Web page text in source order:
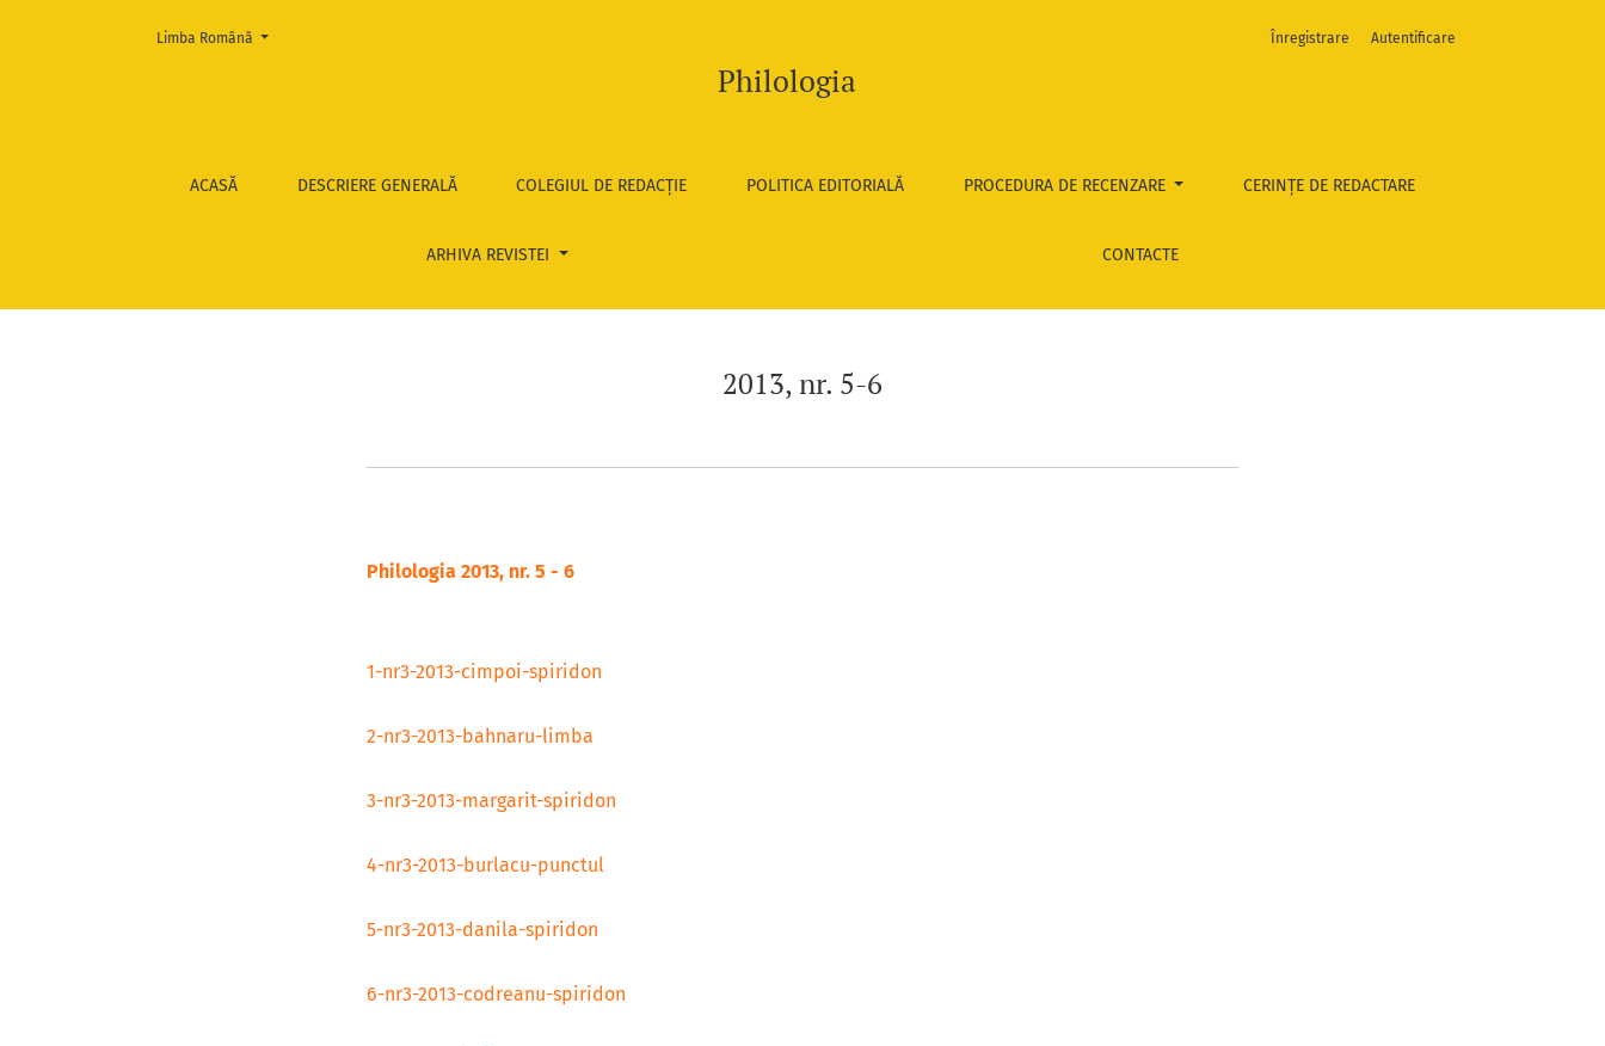
2013, nr. 5-6
Philologia
ACASĂ DESCRIERE GENERALĂ COLEGIUL DE REDACȚIE POLITICA EDITORIALĂ PROCEDURA DE RECENZARE CERINȚE DE REDACTARE
ARHIVA REVISTEI CONTACTE
Înregistrare Autentificare
Change the language. The current language is:
Limba Română
2013, nr. 5-6
Philologia 2013, nr. 5 - 6
1-nr3-2013-cimpoi-spiridon
2-nr3-2013-bahnaru-limba
3-nr3-2013-margarit-spiridon
4-nr3-2013-burlacu-punctul
5-nr3-2013-danila-spiridon
6-nr3-2013-codreanu-spiridon